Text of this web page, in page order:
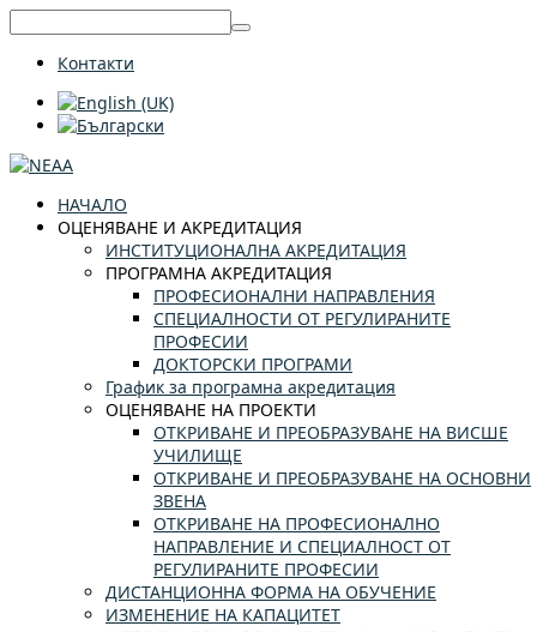
Контакти
НАЧАЛО
ОЦЕНЯВАНЕ И АКРЕДИТАЦИЯ
ИНСТИТУЦИОНАЛНА АКРЕДИТАЦИЯ
ПРОГРАМНА АКРЕДИТАЦИЯ
ПРОФЕСИОНАЛНИ НАПРАВЛЕНИЯ
СПЕЦИАЛНОСТИ ОТ РЕГУЛИРАНИТЕ
ПРОФЕСИИ
ДОКТОРСКИ ПРОГРАМИ
График за програмна акредитация
ОЦЕНЯВАНЕ НА ПРОЕКТИ
ОТКРИВАНЕ И ПРЕОБРАЗУВАНЕ НА ВИСШЕ
УЧИЛИЩЕ
ОТКРИВАНЕ И ПРЕОБРАЗУВАНЕ НА ОСНОВНИ
ЗВЕНА
ОТКРИВАНЕ НА ПРОФЕСИОНАЛНО
НАПРАВЛЕНИЕ И СПЕЦИАЛНОСТ ОТ
РЕГУЛИРАНИТЕ ПРОФЕСИИ
ДИСТАНЦИОННА ФОРМА НА ОБУЧЕНИЕ
ИЗМЕНЕНИЕ НА КАПАЦИТЕТ